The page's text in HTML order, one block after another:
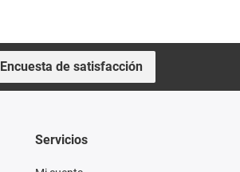
Encuesta de satisfacción
Servicios